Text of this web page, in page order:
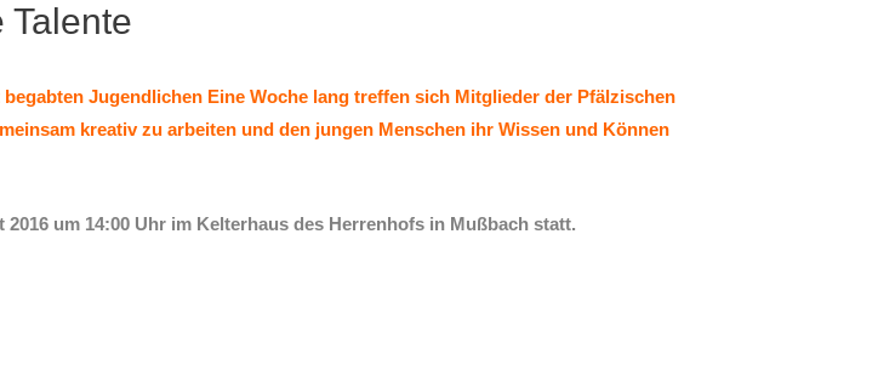
Talente
Jugendlichen Eine Woche lang treffen sich Mitglieder der Pfälzischen
kreativ zu arbeiten und den jungen Menschen ihr Wissen und Können
um 14:00 Uhr im Kelterhaus des Herrenhofs in Mußbach statt.